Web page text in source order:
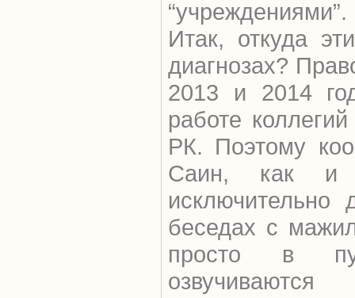
“учреждениями”.
Итак, откуда
диагнозах?
2013 и 2014
работе
РК. Поэтому
Саин, как и
беседах с
просто в